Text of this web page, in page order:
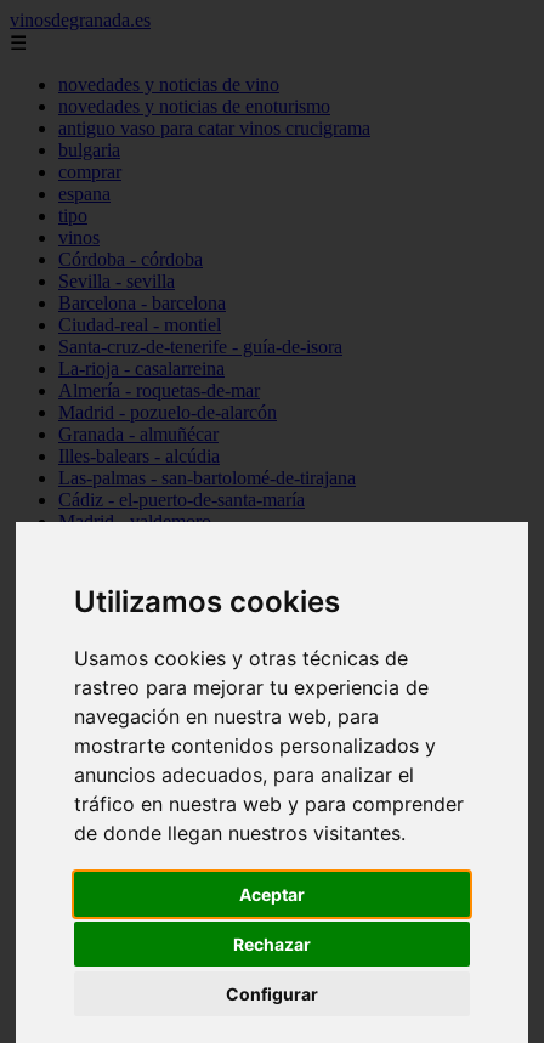
Utilizamos cookies
Usamos cookies y otras técnicas de
rastreo para mejorar tu experiencia de
navegación en nuestra web, para
mostrarte contenidos personalizados y
anuncios adecuados, para analizar el
tráfico en nuestra web y para comprender
de donde llegan nuestros visitantes.
Aceptar
Rechazar
Configurar
vinosdegranada.es
☰
novedades y noticias de vino
novedades y noticias de enoturismo
antiguo vaso para catar vinos crucigrama
bulgaria
comprar
espana
tipo
vinos
Córdoba - córdoba
Sevilla - sevilla
Barcelona - barcelona
Ciudad-real - montiel
Santa-cruz-de-tenerife - guía-de-isora
La-rioja - casalarreina
Almería - roquetas-de-mar
Madrid - pozuelo-de-alarcón
Granada - almuñécar
Illes-balears - alcúdia
Las-palmas - san-bartolomé-de-tirajana
Cádiz - el-puerto-de-santa-maría
Madrid - valdemoro
Cantabria - suances
Sevilla - bormujos
Málaga - júzcar
Huesca - alquézar
Huesca - castejón-de-sos
Lleida - alt-àneu
Córdoba - almedinilla
Navarra - zangoza
Cantabria - arenas-de-iguña
Barcelona - la-pobla-de-lillet
Murcia - cartagena
Madrid - nuevo-baztán